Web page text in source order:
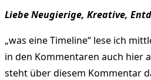
Liebe Neugierige, Kreative,
„was eine Timeline“ lese ich
in den Kommentaren auch hier
steht über diesem Kommentar